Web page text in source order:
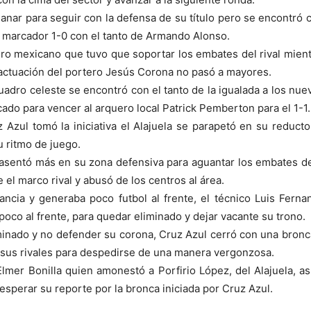
para seguir con la defensa de su título pero se encontró
1-0 con el tanto de Armando Alonso.
mexicano que tuvo que soportar los embates del rival
del portero Jesús Corona no pasó a mayores.
celeste se encontró con el tanto de la igualada a los
para vencer al arquero local Patrick Pemberton para el 1-1.
Azul tomó la iniciativa el Alajuela se parapetó en su
ritmo de juego.
más en su zona defensiva para aguantar los embates
marco rival y abusó de los centros al área.
y generaba poco futbol al frente, el técnico Luis
al frente, para quedar eliminado y dejar vacante su trono.
y no defender su corona, Cruz Azul cerró con una
rivales para despedirse de una manera vergonzosa.
Bonilla quien amonestó a Porfirio López, del Alajuela,
su reporte por la bronca iniciada por Cruz Azul.